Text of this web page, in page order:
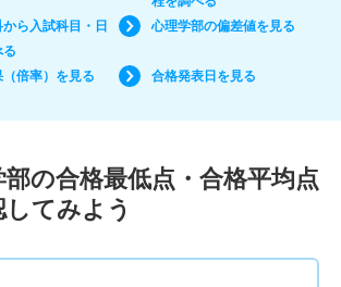
ら入試科目・日
る
心理学部の偏差値を見る
（倍率）を見る 合格発表日を見る
の合格最低点・合格平均点
してみよう